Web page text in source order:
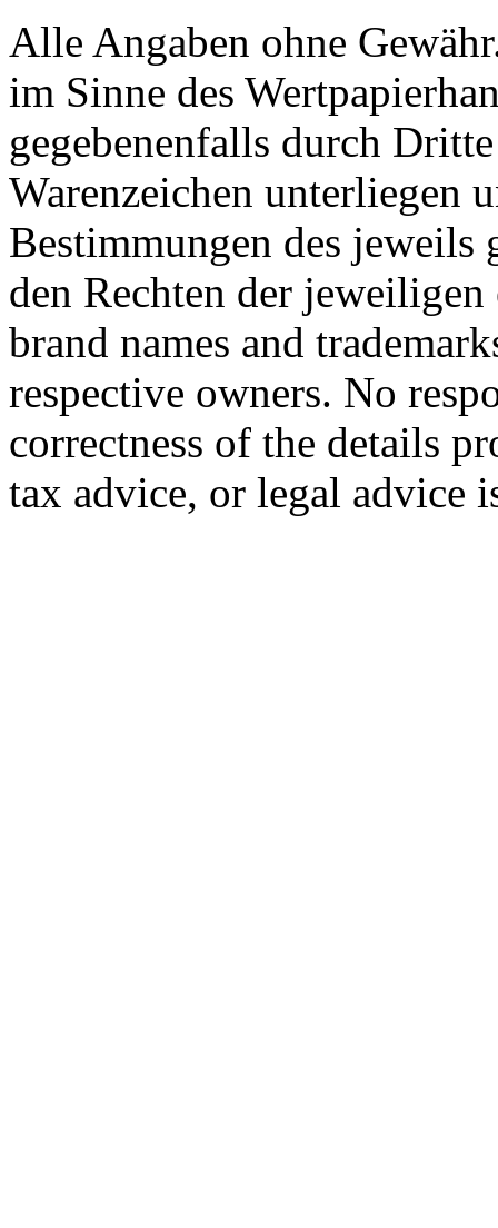
Alle Angaben ohne
im Sinne des
gegebenenfalls durch
Warenzeichen unterliegen
Bestimmungen des jeweils
den Rechten der
brand names and
respective owners. No
correctness of the details
tax advice, or legal advice